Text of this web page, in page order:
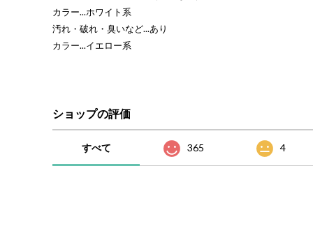
カラー...ホワイト系
汚れ・破れ・臭いなど...あり
カラー...イエロー系
ショップの評価
すべて 365 4